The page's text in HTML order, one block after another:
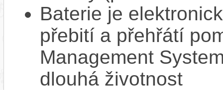
Baterie je
přebití a přehřátí
Management
dlouhá životnost